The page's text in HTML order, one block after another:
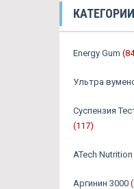
КАТЕГОРИИ
Energy Gum
Ультра
Суспензия
(117)
ATech Nutrition
Аргинин 3000